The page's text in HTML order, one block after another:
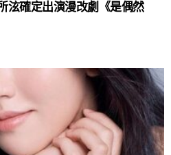
泫確定出演漫改劇《是偶然